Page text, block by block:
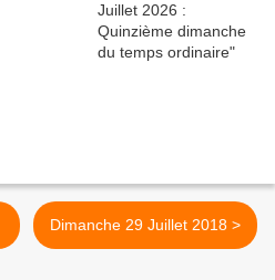
Dimanche 29 Juillet 2018 >